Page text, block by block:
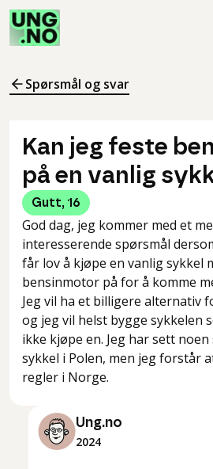
Spørsmål og svar
Kan jeg feste
på en vanlig
Gutt, 16
God dag, jeg kommer med et
interesserende spørsmål
får lov å kjøpe en vanlig sykkel
bensinmotor på for å komme
Jeg vil ha et billigere alternativ
og jeg vil helst bygge sykkelen
ikke kjøpe en. Jeg har sett
sykkel i Polen, men jeg forstår
regler i Norge.
Ung.no
2024